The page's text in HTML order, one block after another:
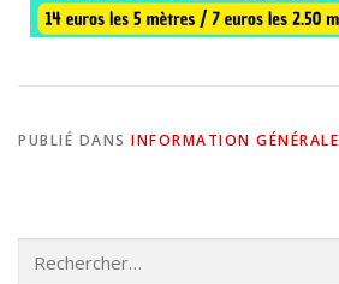
PUBLIÉ DANS INFORMATION GÉNÉRALE